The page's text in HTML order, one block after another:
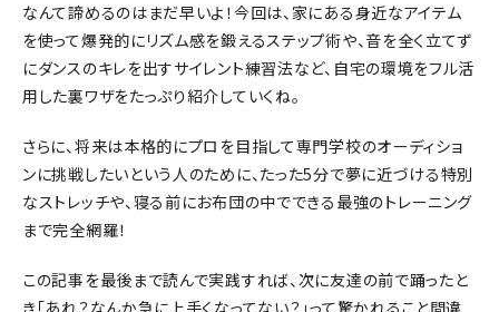
なんて諦めるのはまだ早いよ！今回は、家にある身近なアイテム
を使って爆発的にリズム感を鍛えるステップ術や、音を全く立てず
にダンスのキレを出すサイレント練習法など、自宅の環境をフル活
用した裏ワザをたっぷり紹介していくね。
さらに、将来は本格的にプロを目指して専門学校のオーディショ
ンに挑戦したいという人のために、たった5分で夢に近づける特別
なストレッチや、寝る前にお布団の中でできる最強のトレーニング
まで完全網羅！
この記事を最後まで読んで実践すれば、次に友達の前で踊ったと